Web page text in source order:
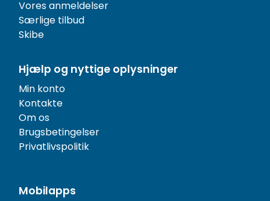
Vores anmeldelser
Særlige tilbud
Skibe
Hjælp og nyttige oplysninger
Min konto
Kontakte
Om os
Brugsbetingelser
Privatlivspolitik
Mobilapps